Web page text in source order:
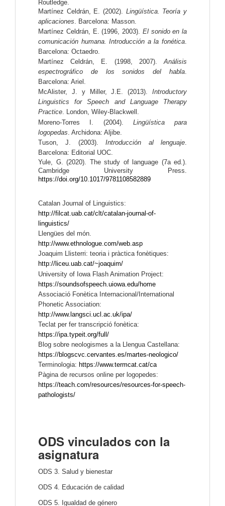
Routledge.
Martínez Celdrán, E. (2002). Lingüística. Teoría y
aplicaciones . Barcelona: Masson.
Martínez Celdrán, E. (1996, 2003). El sonido en la
comunicación humana. Introducción a la fonética.
Barcelona: Octaedro.
Martínez Celdrán, E. (1998, 2007). Análisis
espectrográfico de los sonidos del habla.
Barcelona: Ariel.
McAlister, J. y Miller, J.E. (2013). Introductory
Linguistics for Speech and Language Therapy
Practice. London, Wiley-Blackwell.
Moreno-Torres I. (2004). Lingüística para
logopedas . Archidona: Aljibe.
Tuson, J. (2003). Introducción al lenguaje
Barcelona: Editorial UOC.
Yule, G. (2020). The study of language (7a ed.).
https://doi.org/10.1017/9781108582889
http://filcat.uab.cat/clt/catalan-journal-of-
linguistics/
http://www.ethnologue.com/web.asp
http://liceu.uab.cat/~joaquim/
https://soundsofspeech.uiowa.edu/home
Associació Fonètica Internacional/International
http://www.langsci.ucl.ac.uk/ipa/
https://ipa.typeit.org/full/
https://blogscvc.cervantes.es/martes-neologico/
Terminologia: https://www.termcat.cat/ca
https://teach.com/resources/resources-for-speech-
pathologists/
ODS vinculados con la
asignatura
ODS 3. Salud y bienestar
ODS 4. Educación de calidad
ODS 5. Igualdad de género